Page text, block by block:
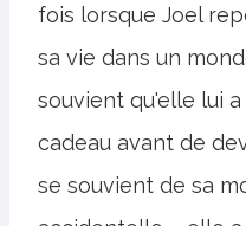
fois lorsque Joel
sa vie dans un
souvient qu'elle lui
cadeau avant de
se souvient de sa